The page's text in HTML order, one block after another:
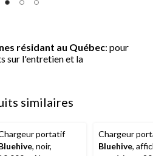
résidant au Québec: pour
sur l'entretien et la
similaires
portatif
, noir,
Chargeur
Bluehive,